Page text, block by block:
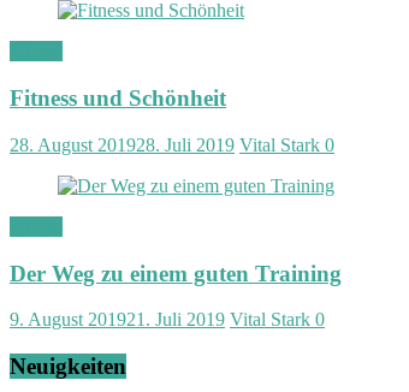
Fitness und Schönheit
28. August 201928. Juli 2019 Vital Stark 0
Der Weg zu einem guten Training
9. August 201921. Juli 2019 Vital Stark 0
Neuigkeiten